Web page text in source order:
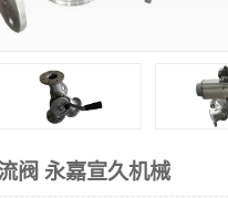
阀 永嘉宣久机械